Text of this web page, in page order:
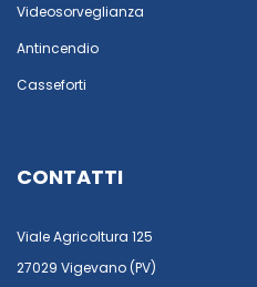
Videosorveglianza
Antincendio
Casseforti
CONTATTI
Viale Agricoltura 125
27029 Vigevano (PV)